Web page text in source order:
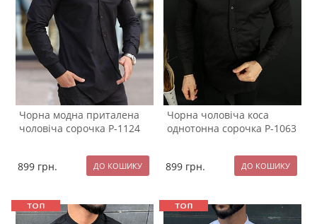
Чорна модна приталена
чоловіча сорочка Р-1124
899 грн.
Чорна чоловіча коса
однотонна сорочка Р-1063
899 грн.